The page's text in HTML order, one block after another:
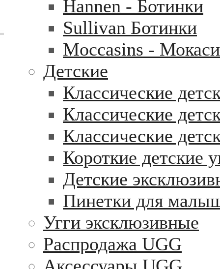
Hannen - Ботинки
Sullivan Ботинки
Moccasins -
Детские
Классические
Классические
Классические
Короткие детские
Детские
Пинетки для
Угги эксклюзивные
Распродажа UGG